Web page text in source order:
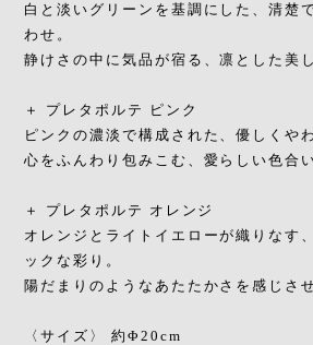
白と淡いグリーンを基調にした、清楚
わせ。
静けさの中に気品が宿る、凛とした美し
＋ プレタポルテ ピンク
ピンクの濃淡で構成された、優しくや
心をふんわり包みこむ、愛らしい色合
＋ プレタポルテ オレンジ
オレンジとライトイエローが織りなす
ックな彩り。
陽だまりのようなあたたかさを感じさ
〈サイズ〉 約Φ20cm